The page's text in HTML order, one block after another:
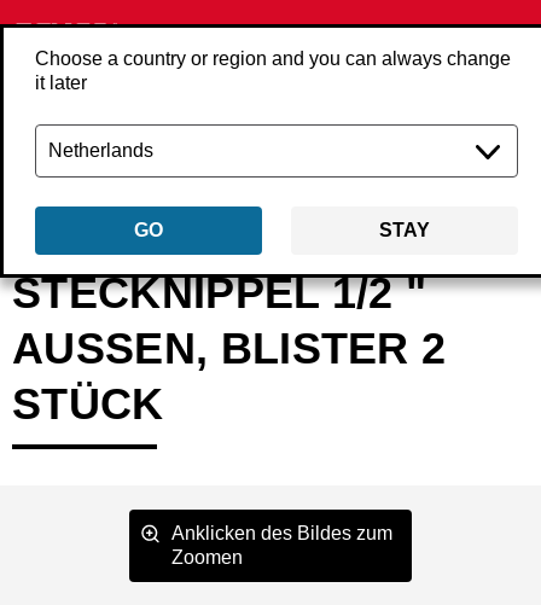
Choose a country or region and you can always change
it later
GO STAY
Zurück Produkte Zubehör Druckluft
STECKNIPPEL 1/2 "
AUSSEN, BLISTER 2
STÜCK
Anklicken des Bildes zum
Zoomen